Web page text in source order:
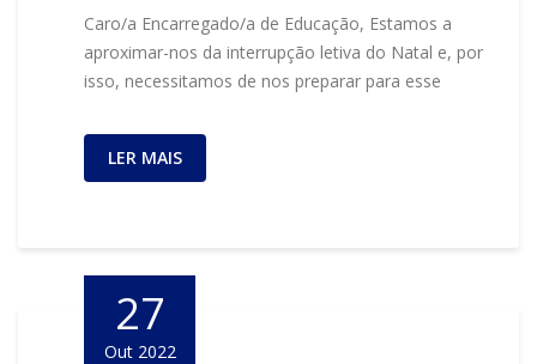
Caro/a Encarregado/a de Educação, Estamos a
aproximar-nos da interrupção letiva do Natal e, por
isso, necessitamos de nos preparar para esse
LER MAIS
27
Out 2022